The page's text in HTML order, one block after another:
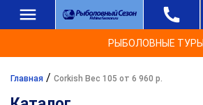
РЫБОЛОВНЫЕ ТУРЫ
Главная / Corkish Вес 105 от 6 960 р.